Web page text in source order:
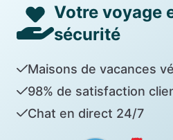
Votre voyage
sécurité
Maisons de vacances
98% de satisfaction
Chat en direct 24/7